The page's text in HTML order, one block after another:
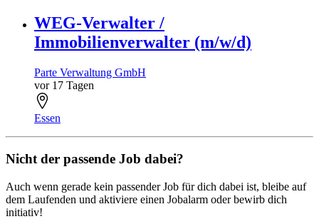
WEG-Verwalter /
Immobilienverwalter (m/w/d)
Parte Verwaltung GmbH
vor 17 Tagen
Essen
Nicht der passende Job dabei?
Auch wenn gerade kein passender Job für dich dabei ist, bleibe auf
dem Laufenden und aktiviere einen Jobalarm oder bewirb dich
initiativ!